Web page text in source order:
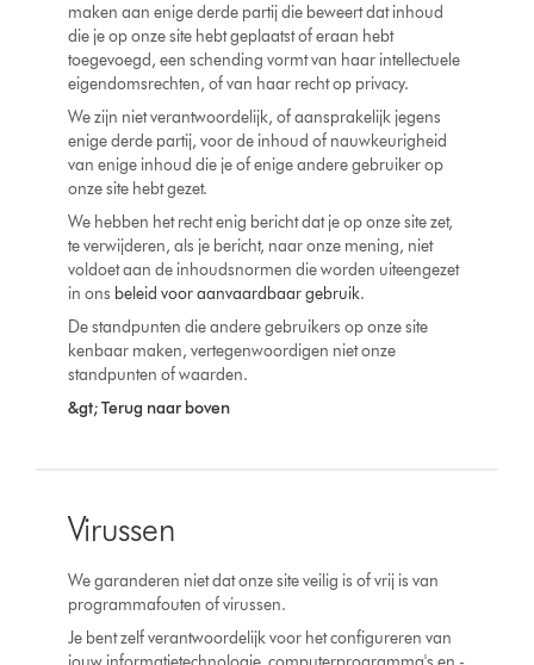
maken aan enige derde partij die beweert dat inhoud
die je op onze site hebt geplaatst of eraan hebt
toegevoegd, een schending vormt van haar intellectuele
eigendomsrechten, of van haar recht op privacy.
We zijn niet verantwoordelijk, of aansprakelijk jegens
enige derde partij, voor de inhoud of nauwkeurigheid
van enige inhoud die je of enige andere gebruiker op
onze site hebt gezet.
We hebben het recht enig bericht dat je op onze site zet,
te verwijderen, als je bericht, naar onze mening, niet
voldoet aan de inhoudsnormen die worden uiteengezet
in ons beleid voor aanvaardbaar gebruik.
De standpunten die andere gebruikers op onze site
kenbaar maken, vertegenwoordigen niet onze
standpunten of waarden.
&gt; Terug naar boven
Virussen
We garanderen niet dat onze site veilig is of vrij is van
programmafouten of virussen.
Je bent zelf verantwoordelijk voor het configureren van